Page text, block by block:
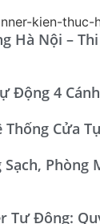
Hà Nội –
Động 4
Thống Cửa
Phòng
Tự Động: